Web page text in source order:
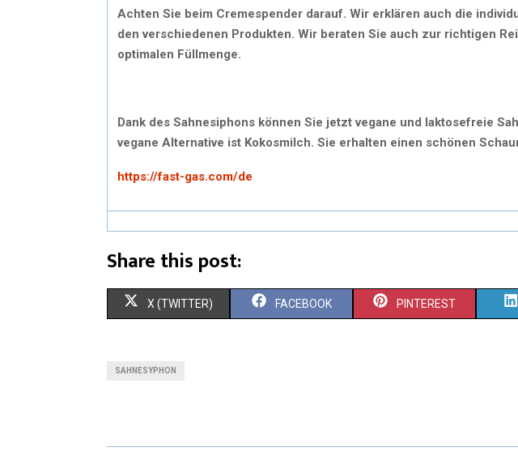
Achten Sie beim Cremespender darauf. Wir erklären auch die
den verschiedenen Produkten. Wir beraten Sie auch zur richtigen
optimalen Füllmenge.
Dank des Sahnesiphons können Sie jetzt vegane und laktosefreie
vegane Alternative ist Kokosmilch. Sie erhalten einen schönen
https://fast-gas.com/de
Share this post:
S
O
X (TWITTER) S
O
FACEBOOK S
O
PINTEREST
SAHNESYPHON